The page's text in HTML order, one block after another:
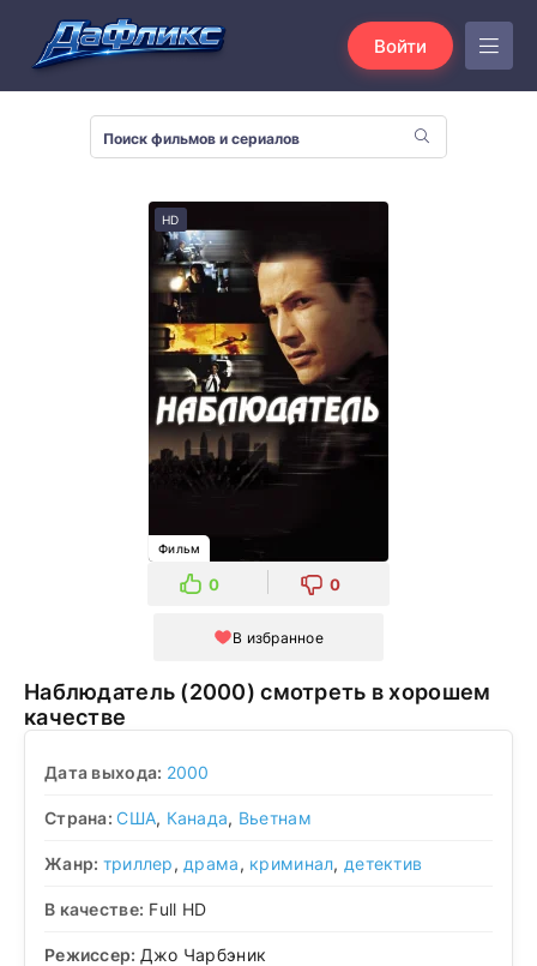
Войти
HD
Фильм
0 0
В избранное
Наблюдатель (2000) смотреть в хорошем
качестве
Дата выхода: 2000
Страна:США, Канада, Вьетнам
Жанр: триллер, драма, криминал, детектив
В качестве: Full HD
Режиссер: Джо Чарбэник